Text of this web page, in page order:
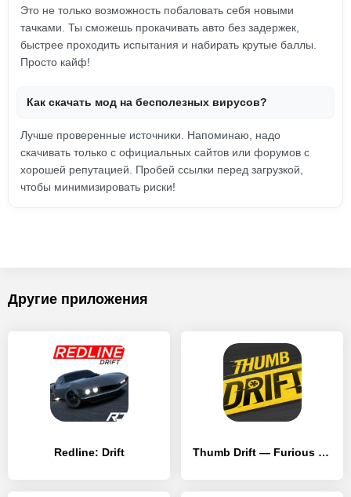
Это не только возможность побаловать себя новыми
тачками. Ты сможешь прокачивать авто без задержек,
быстрее проходить испытания и набирать крутые баллы.
Просто кайф!
Как скачать мод на бесполезных вирусов?
Лучше проверенные источники. Напоминаю, надо
скачивать только с официальных сайтов или форумов с
хорошей репутацией. Пробей ссылки перед загрузкой,
чтобы минимизировать риски!
Другие приложения
Redline: Drift Thumb Drift — Furious Car Drifting